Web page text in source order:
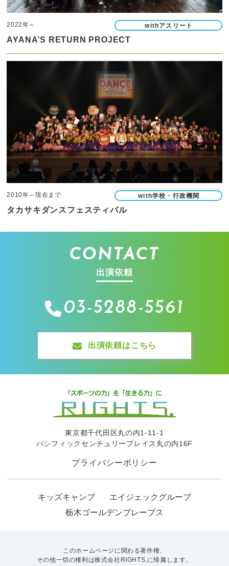
2022年～ withアスリート
AYANA’S RETURN PROJECT
2010年～現在まで with学校・行政機関
タカサキダンスフェスティバル
CONTACT
出演依頼
03-5288-5561
出演依頼はこちら
東京都千代田区丸の内1-11-1
パシフィックセンチュリープレイス丸の内16F
プライバシーポリシー
キッズキャンプ
エイジェックグループ
栃木ゴールデンブレーブス
このホームページに関わる著作権、
その他一切の権利は株式会社RIGHTS.に帰属します。